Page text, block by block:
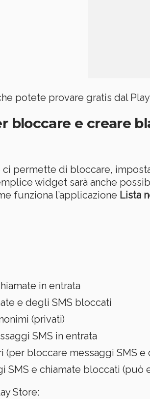
potete provare gratis dal
bloccare e creare
ci permette di bloccare,
widget sarà anche
funziona l’applicazione Lista
in entrata
e degli SMS bloccati
(privati)
SMS in entrata
bloccare messaggi SMS e
SMS e chiamate bloccati (può
Store: